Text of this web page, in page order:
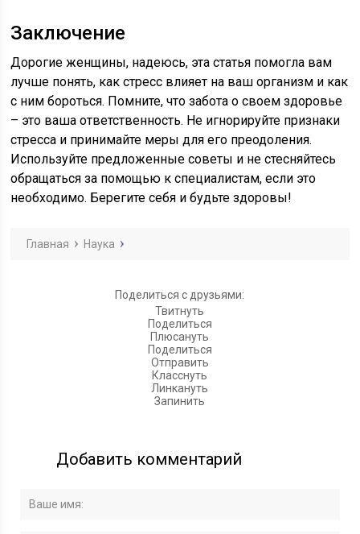
Заключение
Дорогие женщины, надеюсь, эта статья помогла вам
лучше понять, как стресс влияет на ваш организм и как
с ним бороться. Помните, что забота о своем здоровье
– это ваша ответственность. Не игнорируйте признаки
стресса и принимайте меры для его преодоления.
Используйте предложенные советы и не стесняйтесь
обращаться за помощью к специалистам, если это
необходимо. Берегите себя и будьте здоровы!
Главная Наука
Поделиться с друзьями:
Твитнуть
Поделиться
Плюсануть
Поделиться
Отправить
Класснуть
Линкануть
Запинить
Добавить комментарий